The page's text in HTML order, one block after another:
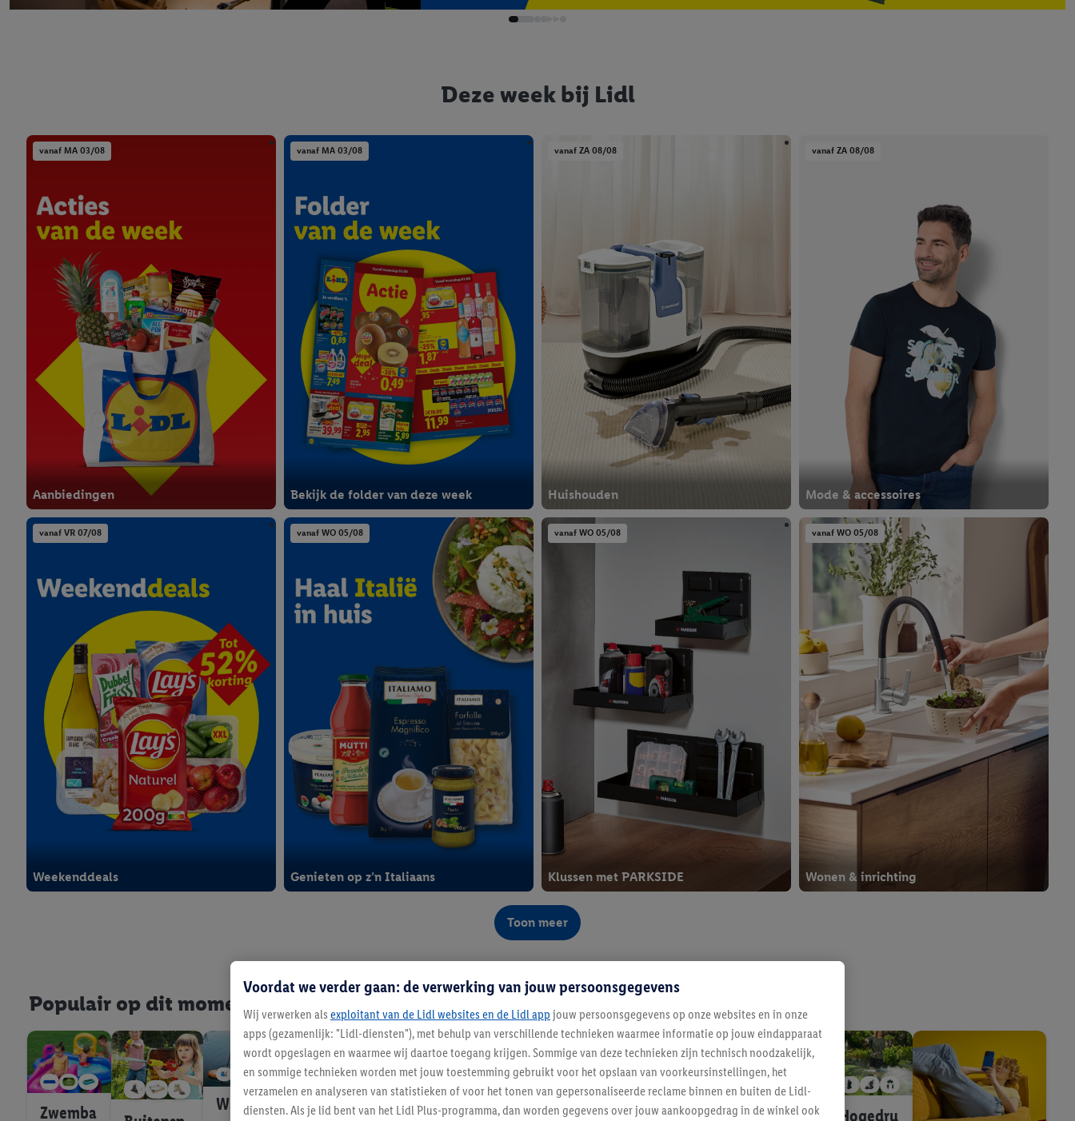
Deze week bij Lidl
vanaf MA 03/08
Aanbiedingen
vanaf MA 03/08
Bekijk de folder van deze week
vanaf ZA 08/08
Huishouden
vanaf ZA 08/08
Mode & accessoires
vanaf VR 07/08
Weekenddeals
vanaf WO 05/08
Genieten op z’n Italiaans
vanaf WO 05/08
Klussen met PARKSIDE
vanaf WO 05/08
Wonen & inrichting
Lidl Plus
Toon meer
Populair op dit moment
Zwemba
Waters
E-
Sporten
Hogedru
Voordat we verder gaan: de verwerking van jouw persoonsgegevens
Wij verwerken als exploitant van de Lidl websites en de Lidl app jouw persoonsgegevens op onze websites en in onze
apps (gezamenlijk: "Lidl-diensten"), met behulp van verschillende technieken waarmee informatie op jouw eindapparaat
wordt opgeslagen en waarmee wij daartoe toegang krijgen. Sommige van deze technieken zijn technisch noodzakelijk,
en sommige technieken worden met jouw toestemming gebruikt voor het opslaan van voorkeursinstellingen, het
verzamelen en analyseren van statistieken of voor het tonen van gepersonaliseerde reclame binnen en buiten de Lidl-
diensten. Als je lid bent van het Lidl Plus-programma, dan worden gegevens over jouw aankoopgedrag in de winkel ook